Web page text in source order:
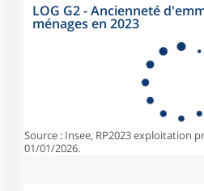
LOG G2 - Ancienneté
ménages en 2023
Source : Insee, RP2023 exploitation
01/01/2026.